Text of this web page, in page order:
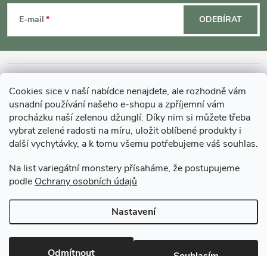
Cookies sice v naší nabídce nenajdete, ale rozhodně vám
usnadní používání našeho e-shopu a zpříjemní vám
procházku naší zelenou džunglí. Díky nim si můžete třeba
vybrat zelené radosti na míru, uložit oblíbené produkty i
další vychytávky, a k tomu všemu potřebujeme váš souhlas.
Na list variegátní monstery přísaháme, že postupujeme
podle Ochrany osobních údajů
Nastavení
Odmítnout
p
a
E-mail ODEBÍRAT
MOHLO BY VÁS ZAJÍMAT
O GARDNERS
Gardners Design - Projekt, realizace a údržba zahrad a interiérů
Copyright 2026Gardners-eshop.cz. Všechna práva vyhrazena.Upravit
nastavení cookies